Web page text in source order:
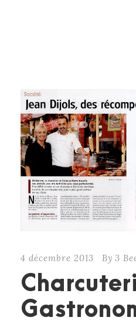
4 décembre 2013 By 3